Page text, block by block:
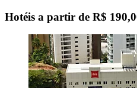
Hotéis a partir de R$